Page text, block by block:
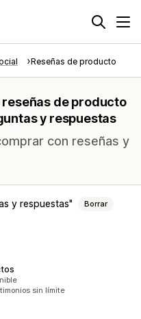
Reseñas de producto
de producto
y respuestas
con reseñas y
y respuestas Borrar
sin límite